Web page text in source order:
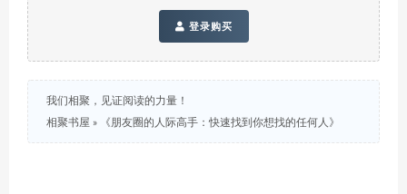
登录购买
我们相聚，见证阅读的力量！
相聚书屋 » 《朋友圈的人际高手：快速找到你想找的任何人》